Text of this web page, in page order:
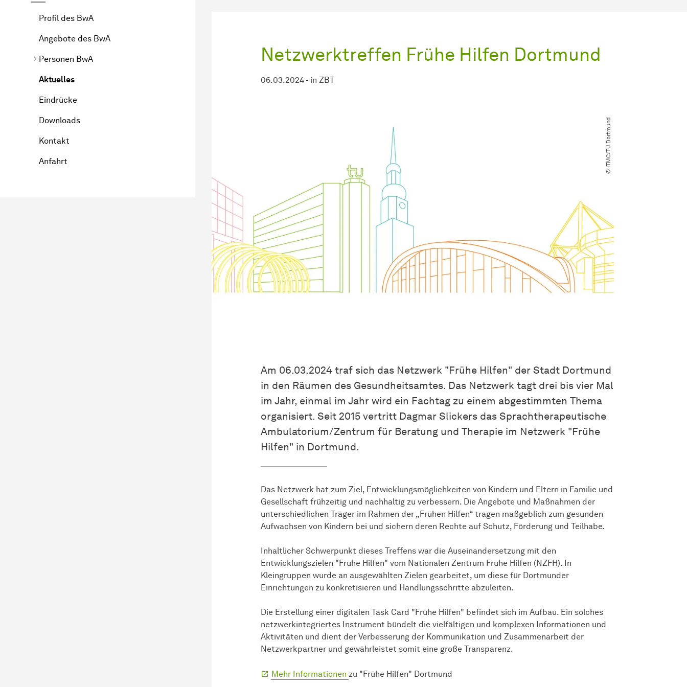
Profil des BwA
Angebote des BwA
Personen BwA
Aktuelles
Eindrücke
Downloads
Kontakt
Anfahrt
Netzwerktreffen Frühe Hilfen Dortmund
06.03.2024 - in ZBT
© ITMC​/​TU Dortmund
Am 06.03.2024 traf sich das Netzwerk "Frühe Hilfen" der Stadt Dortmund
in den Räumen des Gesundheitsamtes. Das Netzwerk tagt drei bis vier Mal
im Jahr, einmal im Jahr wird ein Fachtag zu einem abgestimmten Thema
organisiert. Seit 2015 vertritt Dagmar Slickers das Sprachtherapeutische
Ambulatorium/Zentrum für Beratung und Therapie im Netzwerk "Frühe
Hilfen" in Dortmund.
Das Netzwerk hat zum Ziel, Entwicklungsmöglichkeiten von Kindern und Eltern in Familie und
Gesellschaft frühzeitig und nachhaltig zu verbessern. Die Angebote und Maßnahmen der
unterschiedlichen Träger im Rahmen der „Frühen Hilfen“ tragen maßgeblich zum gesunden
Aufwachsen von Kindern bei und sichern deren Rechte auf Schutz, Förderung und Teilhabe.
Inhaltlicher Schwerpunkt dieses Treffens war die Auseinandersetzung mit den
Entwicklungszielen "Frühe Hilfen" vom Nationalen Zentrum Frühe Hilfen (NZFH). In
Kleingruppen wurde an ausgewählten Zielen gearbeitet, um diese für Dortmunder
Einrichtungen zu konkretisieren und Handlungsschritte abzuleiten.
Die Erstellung einer digitalen Task Card "Frühe Hilfen" befindet sich im Aufbau. Ein solches
netzwerkintegriertes Instrument bündelt die vielfältigen und komplexen Informationen und
Aktivitäten und dient der Verbesserung der Kommunikation und Zusammenarbeit der
Netzwerkpartner und gewährleistet somit eine große Transparenz.
Mehr Informationen zu "Frühe Hilfen" Dortmund